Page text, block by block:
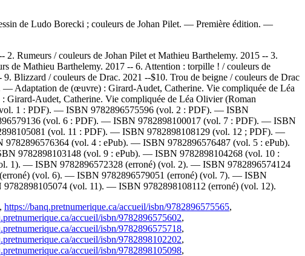
de Ludo Borecki ; couleurs de Johan Pilet. — Première édition. —
2. Rumeurs / couleurs de Johan Pilet et Mathieu Barthelemy. 2015 -- 3.
de Mathieu Barthelemy. 2017 -- 6. Attention : torpille ! / couleurs de
Blizzard / couleurs de Drac. 2021 --$10. Trou de beigne / couleurs de Drac
— Adaptation de (œuvre) : Girard-Audet, Catherine. Vie compliquée de Léa
: Girard-Audet, Catherine. Vie compliquée de Léa Olivier (Roman
1 : PDF). — ISBN 9782896575596 (vol. 2 : PDF). — ISBN
(vol. 6 : PDF). — ISBN 9782898100017 (vol. 7 : PDF). — ISBN
(vol. 11 : PDF). — ISBN 9782898108129 (vol. 12 ; PDF). —
9782896576364 (vol. 4 : ePub). — ISBN 9782896576487 (vol. 5 : ePub).
9782898103148 (vol. 9 : ePub). — ISBN 9782898104268 (vol. 10 :
1). — ISBN 9782896572328 (erroné) (vol. 2). — ISBN 9782896574124
(erroné) (vol. 6). — ISBN 9782896579051 (erroné) (vol. 7). — ISBN
9782898105074 (vol. 11). — ISBN 9782898108112 (erroné) (vol. 12).
, https://banq.pretnumerique.ca/accueil/isbn/9782896575565,
accueil/isbn/9782896575602,
accueil/isbn/9782896575718,
accueil/isbn/9782898102202,
accueil/isbn/9782898105098,